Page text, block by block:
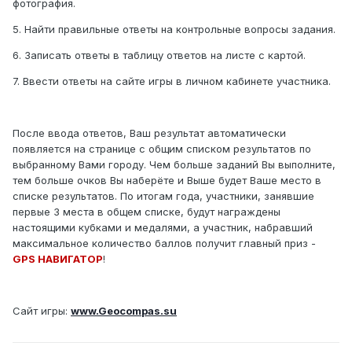
фотография.
5. Найти правильные ответы на контрольные вопросы задания.
6. Записать ответы в таблицу ответов на листе с картой.
7. Ввести ответы на сайте игры в личном кабинете участника.
После ввода ответов, Ваш результат автоматически
появляется на странице с общим списком результатов по
выбранному Вами городу. Чем больше заданий Вы выполните,
тем больше очков Вы наберёте и Выше будет Ваше место в
списке результатов. По итогам года, участники, занявшие
первые 3 места в общем списке, будут награждены
настоящими кубками и медалями, а участник, набравший
максимальное количество баллов получит главный приз -
GPS НАВИГАТОР!
Сайт игры: www.Geocompas.su